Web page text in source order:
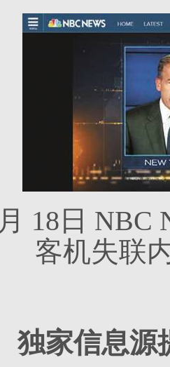
月 18 日 NBC
客机失联
独家信息源